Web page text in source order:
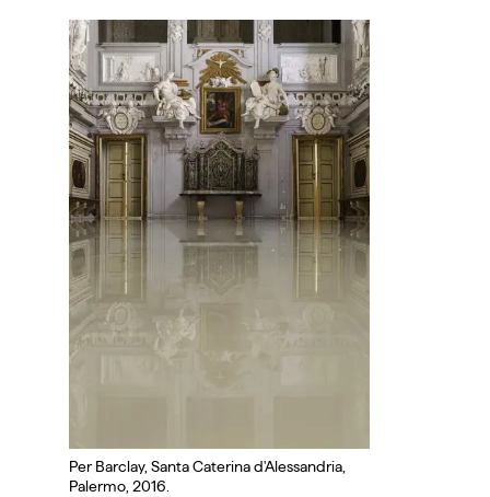
Per Barclay, Santa Caterina d'Alessandria,
Palermo, 2016.